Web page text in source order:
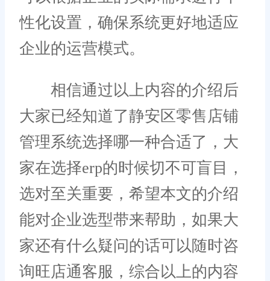
性化设置，确保系统更好地适应
企业的运营模式。
相信通过以上内容的介绍后
大家已经知道了静安区零售店铺
管理系统选择哪一种合适了，大
家在选择erp的时候切不可盲目，
选对至关重要，希望本文的介绍
能对企业选型带来帮助，如果大
家还有什么疑问的话可以随时咨
询旺店通客服，综合以上的内容